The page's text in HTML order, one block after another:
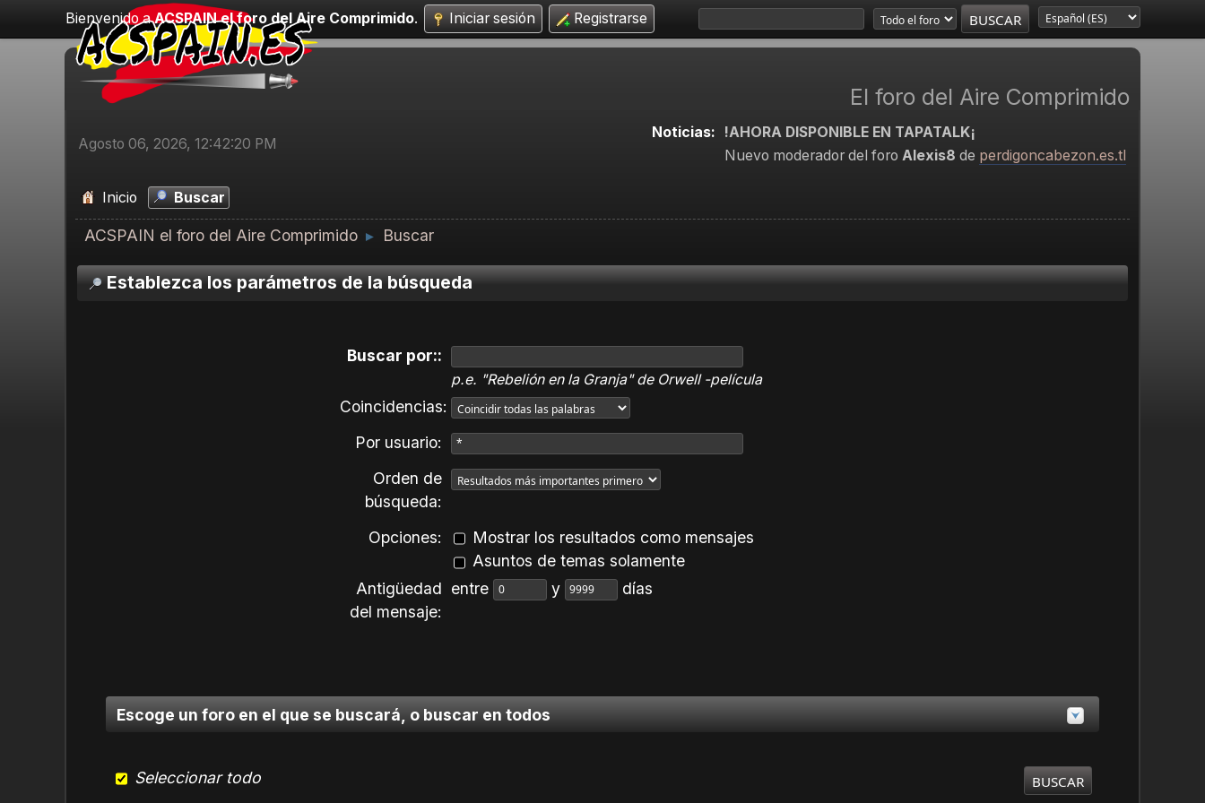
Bienvenido aACSPAIN el foro del Aire Comprimido. Iniciar sesión Registrarse
El foro del Aire Comprimido
Agosto 06, 2026, 12:42:20 PM
Noticias:
!AHORA DISPONIBLE EN TAPATALK¡
Nuevo moderador del foro Alexis8 de perdigoncabezon.es.tl
Inicio Buscar
ACSPAIN el foro del Aire Comprimido ► Buscar
Establezca los parámetros de la búsqueda
Buscar por::
p.e. "Rebelión en la Granja" de Orwell -película
Coincidencias:
Por usuario:
Orden de
búsqueda:
Opciones:
Mostrar los resultados como mensajes
Asuntos de temas solamente
Antigüedad
del mensaje:
entre y días
Escoge un foro en el que se buscará, o buscar en todos
Seleccionar todo